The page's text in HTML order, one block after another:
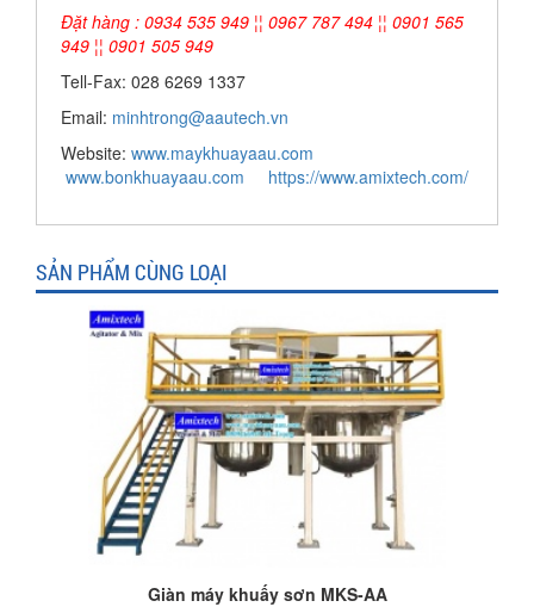
Đặt hàng : 0934 535 949 ¦¦ 0967 787 494 ¦¦ 0901 565
949 ¦¦ 0901 505 949
Tell-Fax: 028 6269 1337
Email: minhtrong@aautech.vn
Website: www.maykhuayaau.com
www.bonkhuayaau.com
https://www.amixtech.com/
SẢN PHẨM CÙNG LOẠI
Giàn máy khuấy sơn MKS-AA